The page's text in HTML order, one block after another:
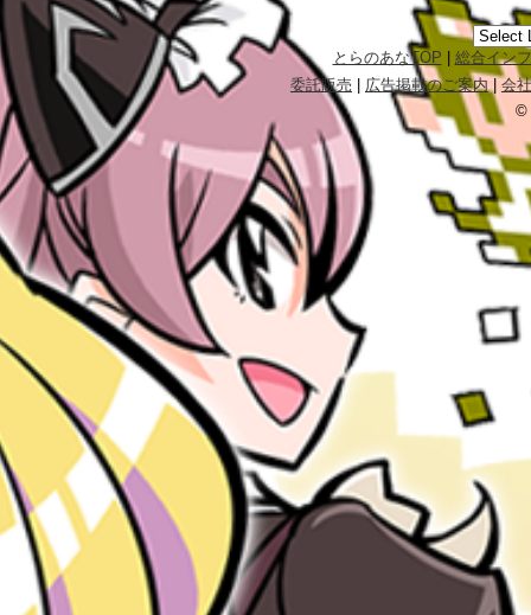
とらのあなTOP
総合イン
委託販売
広告掲載のご案内|会
©